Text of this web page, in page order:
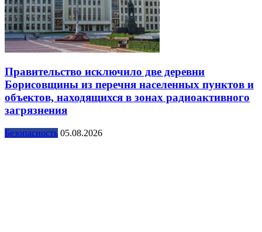
Правительство исключило две деревни
Борисовщины из перечня населенных пунктов и
объектов, находящихся в зонах радиоактивного
загрязнения
Безопасность 05.08.2026